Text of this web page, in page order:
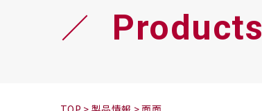
Products